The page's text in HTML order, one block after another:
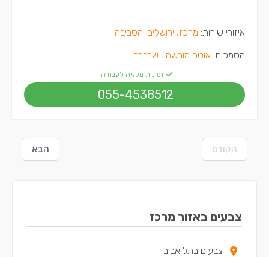
איזורי שירות: מרכז, ירושלים והסביבה
הסמכות: אוטם מורשה , שרברב
זמינות מלאה לעבודה
055-4538512
הקודם הבא
צבעים באזור מרכז
צבעים בתל אביב